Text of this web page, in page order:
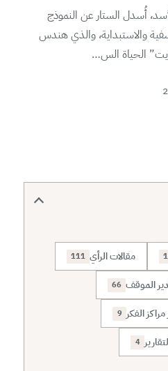
أُسدل الستار عن النموذج
والاستبداية، والذي هندس
الحياة الس…
مقالات الرأي 111
الموقف 66
مراكز الفكر 9
4